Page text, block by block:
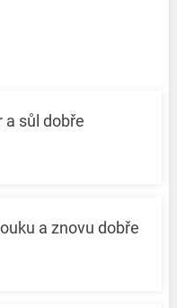
a sůl dobře
a znovu dobře